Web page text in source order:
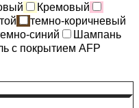
Кремовый
темно-коричневый
синий
Шампань
с покрытием AFP